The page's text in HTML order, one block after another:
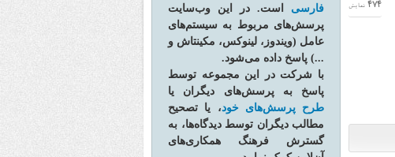
فارسی است. در این وب‌سایت
پرسش‌های مربوط به سیستم‌های
عامل (ویندوز، لینوکس، مکینتاش و
...) پاسخ داده می‌شود.
با شرکت در این مجموعه توسط
پاسخ به پرسش‌های دیگران یا
طرح پرسش‌های خود، یا تصحیح
مطالب دیگران توسط دیدگاه‌ها، به
گسترش فرهنگ همکاری‌های
474 نمایش